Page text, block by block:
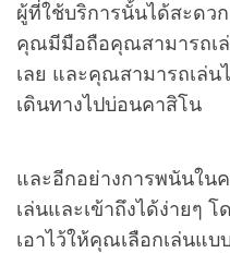
ผู้ที่ใช้บริการนั้นได้สะดว
คุณมีมือถือคุณสามารถเ
เลย และคุณสามารถเล่
เดินทางไปบ่อนคาสิโน
และอีกอย่างการพนันใน
เล่นและเข้าถึงได้ง่ายๆ
เอาไว้ให้คุณเลือกเล่นแบ